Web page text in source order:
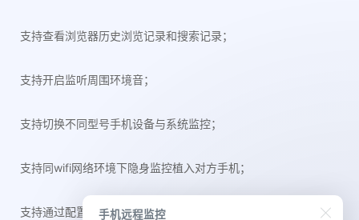
支持查看浏览器历史浏览记录和搜索记录；
支持开启监听周围环境音；
支持切换不同型号手机设备与系统监控；
支持同wifi网络环境下隐身监控植入对方手机；
支持通过配置目标对方的手机系统机型和手机通讯账号来获取权
手机远程监控